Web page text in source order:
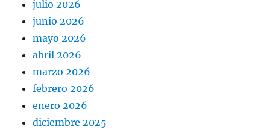
julio 2026
junio 2026
mayo 2026
abril 2026
marzo 2026
febrero 2026
enero 2026
diciembre 2025